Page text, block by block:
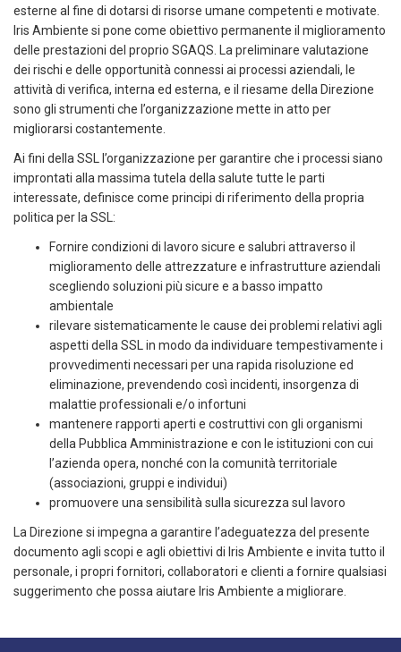
esterne al fine di dotarsi di risorse umane competenti e motivate.
Iris Ambiente si pone come obiettivo permanente il miglioramento
delle prestazioni del proprio SGAQS. La preliminare valutazione
dei rischi e delle opportunità connessi ai processi aziendali, le
attività di verifica, interna ed esterna, e il riesame della Direzione
sono gli strumenti che l’organizzazione mette in atto per
migliorarsi costantemente.
Ai fini della SSL l’organizzazione per garantire che i processi siano
improntati alla massima tutela della salute tutte le parti
interessate, definisce come principi di riferimento della propria
politica per la SSL:
Fornire condizioni di lavoro sicure e salubri attraverso il
miglioramento delle attrezzature e infrastrutture aziendali
scegliendo soluzioni più sicure e a basso impatto
ambientale
rilevare sistematicamente le cause dei problemi relativi agli
aspetti della SSL in modo da individuare tempestivamente i
provvedimenti necessari per una rapida risoluzione ed
eliminazione, prevendendo così incidenti, insorgenza di
malattie professionali e/o infortuni
mantenere rapporti aperti e costruttivi con gli organismi
della Pubblica Amministrazione e con le istituzioni con cui
l’azienda opera, nonché con la comunità territoriale
(associazioni, gruppi e individui)
promuovere una sensibilità sulla sicurezza sul lavoro
La Direzione si impegna a garantire l’adeguatezza del presente
documento agli scopi e agli obiettivi di Iris Ambiente e invita tutto il
personale, i propri fornitori, collaboratori e clienti a fornire qualsiasi
suggerimento che possa aiutare Iris Ambiente a migliorare.